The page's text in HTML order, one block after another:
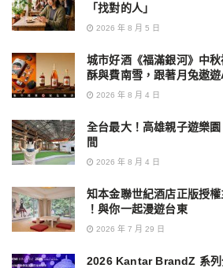
「找對的人」
2026 年 8 月 5 日
城市好酒《福滿銀河》中
酥與費南雪，跟著月兔遨
2026 年 8 月 4 日
全台最大！高雄親子遊樂
間
2026 年 8 月 4 日
知本金聯世紀酒店正版授
！與你一起漫遊台東
2026 年 7 月 29 日
2026 Kantar BrandZ 系列